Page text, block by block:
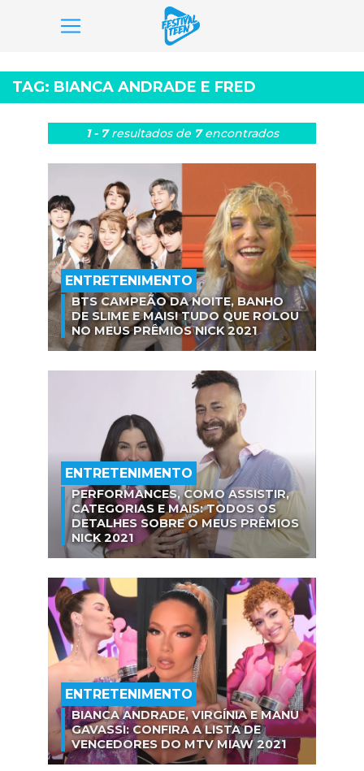
para
o
conteúdo
TAG: BIANCA ANDRADE E FRED
1 - 7resultados de 7encontrados
ENTRETENIMENTO
BTS CAMPEÃO DA NOITE, BANHO
DE SLIME E MAIS! TUDO QUE ROLOU
NO MEUS PRÊMIOS NICK 2021
ENTRETENIMENTO
PERFORMANCES, COMO ASSISTIR,
CATEGORIAS E MAIS: TODOS OS
DETALHES SOBRE O MEUS PRÊMIOS
NICK 2021
ENTRETENIMENTO
BIANCA ANDRADE, VIRGÍNIA E MANU
GAVASSI: CONFIRA A LISTA DE
VENCEDORES DO MTV MIAW 2021